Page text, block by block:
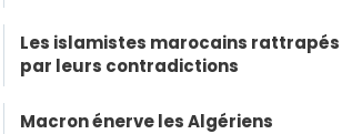
Les islamistes marocains rattrapés
par leurs contradictions
Macron énerve les Algériens